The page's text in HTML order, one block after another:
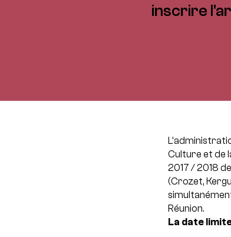
inscrire
Culture et de
2017 / 2018
(Crozet,
Réunion.
La date